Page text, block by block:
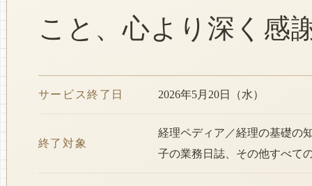
こと、心より深く感
サービス終了日 2026年5月20日（水）
終了対象
経理ペディア／経理の基礎の
子の業務日誌、その他すべて